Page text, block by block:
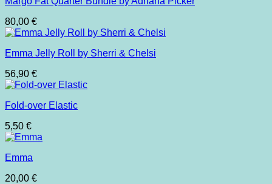
80,00 €
Emma Jelly Roll by Sherri & Chelsi
56,90 €
Fold-over Elastic
5,50 €
Emma
20,00 €